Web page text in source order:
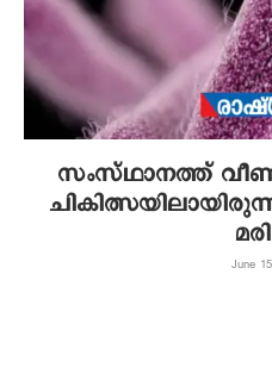
സംസ്ഥാനത്ത്
June